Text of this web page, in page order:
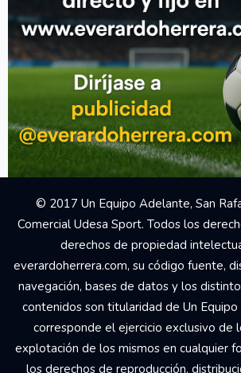
© 2017 Un Equipo Adelante, San
Comercial Udesa Sport. Todos los
derechos de propiedad
everardoherrera.com, su código fuente,
navegación, bases de datos y los
contenidos son titularidad de Un
corresponde el ejercicio exclusivo de
explotación de los mismos en cualquier
los derechos de reproducción,